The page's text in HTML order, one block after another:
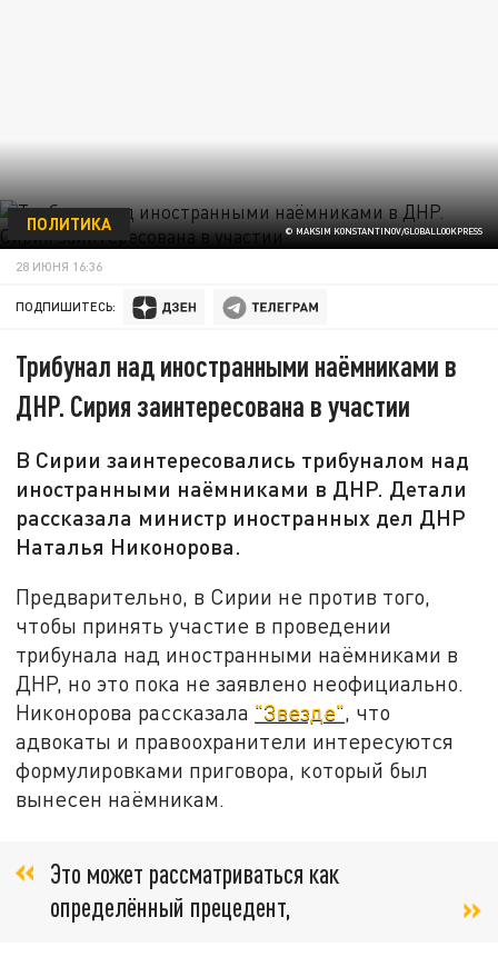
© MAKSIM KONSTANTINOV/GLOBALLOOKPRESS
ПОЛИТИКА
28 ИЮНЯ 16:36
ПОДПИШИТЕСЬ:
Трибунал над иностранными наёмниками в
ДНР. Сирия заинтересована в участии
В Сирии заинтересовались трибуналом над
иностранными наёмниками в ДНР. Детали
рассказала министр иностранных дел ДНР
Наталья Никонорова.
Предварительно, в Сирии не против того,
чтобы принять участие в проведении
трибунала над иностранными наёмниками в
ДНР, но это пока не заявлено неофициально.
Никонорова рассказала "Звезде", что
адвокаты и правоохранители интересуются
формулировками приговора, который был
вынесен наёмникам.
Это может рассматриваться как
определённый прецедент,